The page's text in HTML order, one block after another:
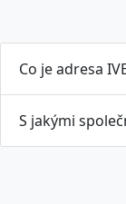
Co je adresa
S jakými